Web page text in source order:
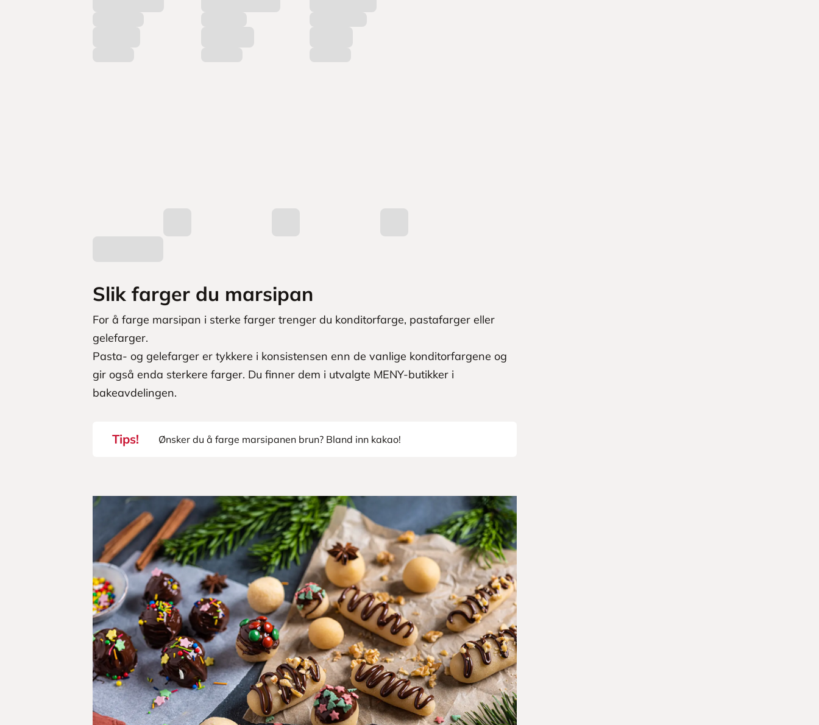
e
r
Slik farger du marsipan
For å farge marsipan i sterke farger trenger du konditorfarge, pastafarger eller
gelefarger.
Pasta- og gelefarger er tykkere i konsistensen enn de vanlige konditorfargene og
gir også enda sterkere farger. Du finner dem i utvalgte MENY-butikker i
bakeavdelingen.
Tips! Ønsker du å farge marsipanen brun? Bland inn kakao!